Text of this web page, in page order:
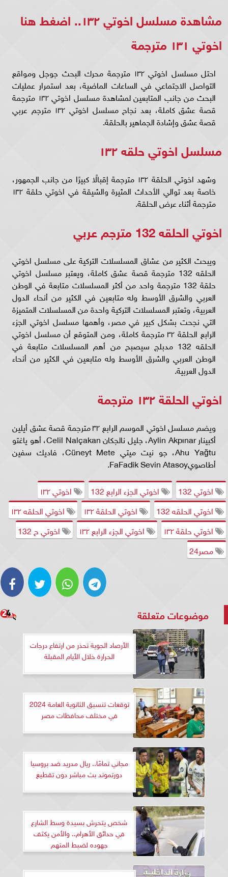
مشاهدة مسلسل اخوتي ١٣٢..
اضغط هنا
اخوتي ١٣١ مترجمة
احتل مسلسل اخوتي ١٣٢ مترجمة محرك البحث جوجل ومواقع
التواصل الاجتماعي في الساعات الماضية، بعد استمرار عمليات
البحث من جانب المتابعين لمشاهدة مسلسل اخوتي ١٣٢ مترجمة
قصة عشق كاملة، بعد نجاح مسلسل اخوتي ١٣٢ مترجم عربي
قصة عشق وإشادة الجماهير بالحلقة.
مسلسل اخوتي حلقه ١٣٢
وشهد اخوتي الحلقة ١٣٢ مترجمة إقبالًا كبيرًا من جانب الجمهور،
خاصة بعد توالي الأحداث المثيرة والشيقة في اخوتي حلقة ١٣٢
مترجمة أثناء عرض الحلقة.
اخوتي الحلقه 132 مترجم عربي
ويبحث الكثير من عشاق المسلسلات التركية على مسلسل اخوتي
الحلقه 132 مترجمة قصة عشق كاملة، ويعتبر مسلسل اخوتي
حلقة 132 مترجمة واحد من أكثر المسلسلات متابعة في الوطن
العربي والشرق الأوسط وله متابعين في الكثير من أنحاء الدول
العربية، وتعتبر المسلسلات التركية واحدة من المسلسلات المتميزة
التي نجحت بشكل كبير في مصر، وأهمها مسلسل اخوتي الجزء
الرابع الحلقة ٣٢ مترجمة كاملة، ومن المتوقع أن مسلسل اخوتي
الحلقه 132 مدبلج سيصبح من أهم المسلسلات متابعة في
الوطن العربي والشرق الأوسط وله متابعين في الكثير من أنحاء
الدول العربية.
اخوتي الحلقة ١٣٢ مترجمة
ويضم مسلسل اخوتي الموسم الرابع ٣٢ مترجمة قصة عشق أيلين
أكبينار Aylin Akpınar، جليل نالجكان Celil Nalçakan، أهو ياغتو
Ahu Yağtu، جو نيت ميتي Cüneyt Mete، فاديك سفين
أطاصويFaFadik Sevin Atasoy.
اخوتي 132
اخوتي الجزء الرابع 132
اخوتي ١٣٢
اخوتي الحلقه 132
اخوتي الحلقة ١٣٢
اخوتي الحلقه ١٣٢
اخوتي حلقة ١٣٢
اخوتي الجزء الرابع ١٣٢
اخوتي ح 132
مصر24
موضوعات متعلقة
الأرصاد الجوية تحذر من ارتفاع درجات
الحرارة خلال الأيام المقبلة
توقعات تنسيق الثانوية العامة 2024
في مختلف محافظات مصر
مجاني تمامًا.. ريال مدريد ضد بروسيا
دورتموند بث مباشر دون تقطيع
شخص يتحرش بسيدة وسط الشارع
في حدائق الأهرام.. والأمن يكثف
جهوده لضبط المتهم